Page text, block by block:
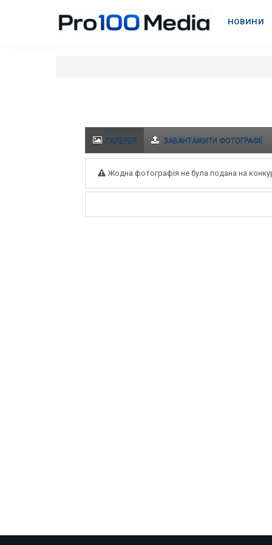
НОВИНИ
ГАЛЕРЕЯ ЗАВАНТАЖИТИ ФОТОГРАФІЇ
Жодна фотографія не була подана на